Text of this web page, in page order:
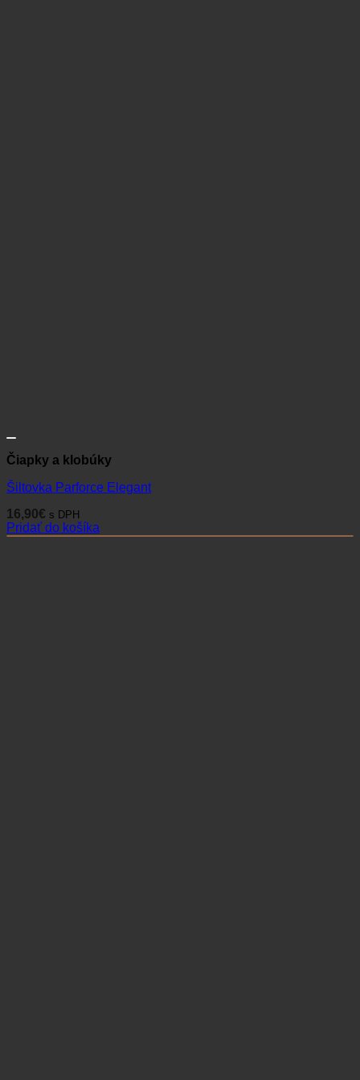
Čiapky a klobúky
Šiltovka Parforce Elegant
16,90€ s DPH
Pridať do košíka